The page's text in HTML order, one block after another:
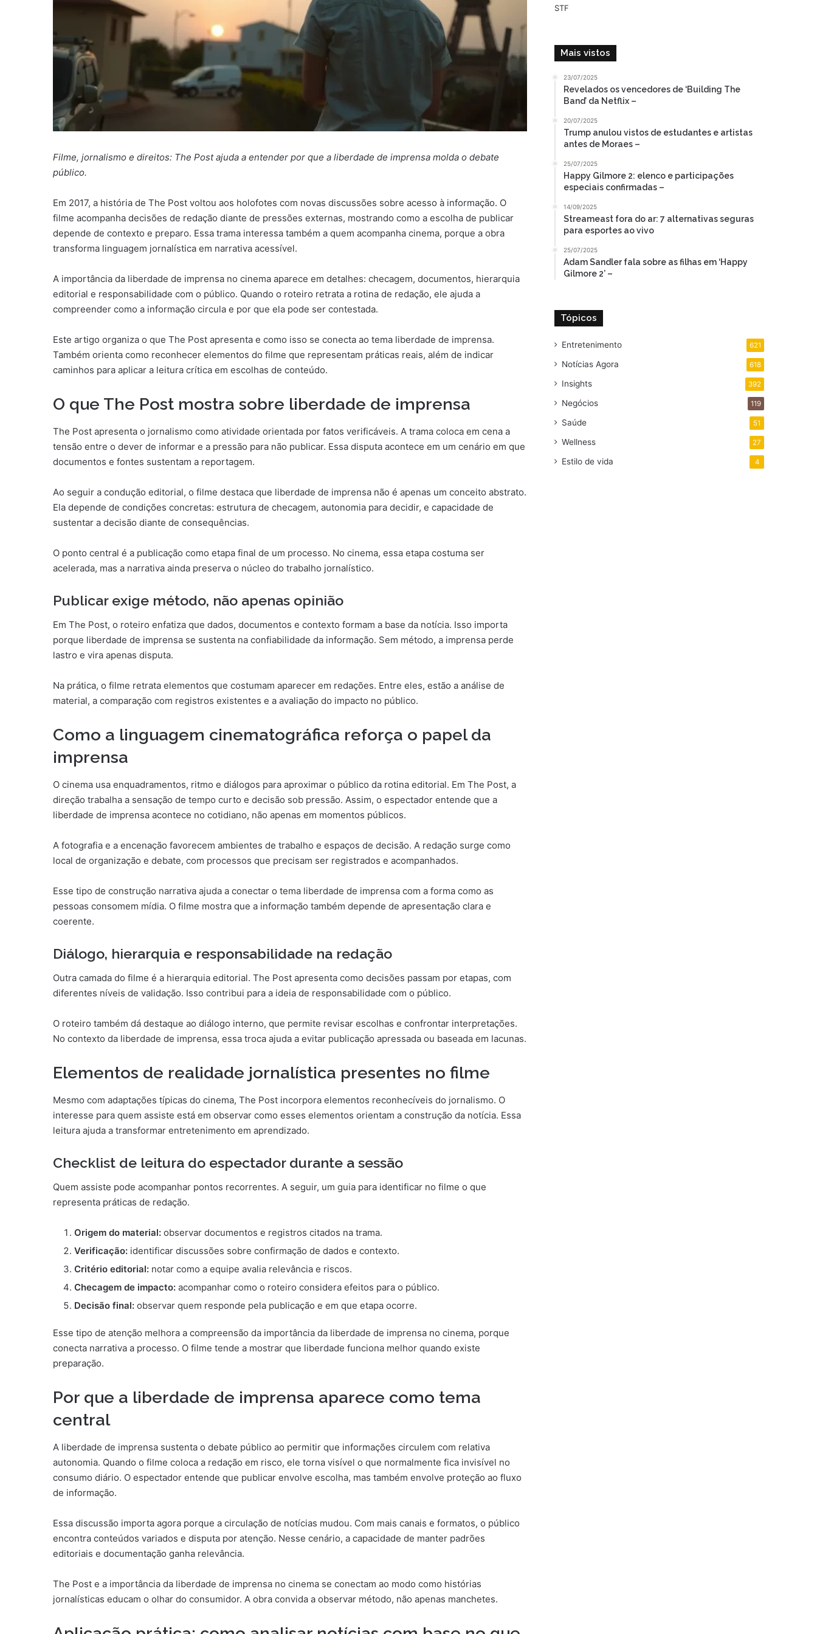
Filme, jornalismo e direitos: The Post ajuda a entender por que a liberdade de imprensa molda o debate
público.
Em 2017, a história de The Post voltou aos holofotes com novas discussões sobre acesso à informação. O
filme acompanha decisões de redação diante de pressões externas, mostrando como a escolha de publicar
depende de contexto e preparo. Essa trama interessa também a quem acompanha cinema, porque a obra
transforma linguagem jornalística em narrativa acessível.
A importância da liberdade de imprensa no cinema aparece em detalhes: checagem, documentos, hierarquia
editorial e responsabilidade com o público. Quando o roteiro retrata a rotina de redação, ele ajuda a
compreender como a informação circula e por que ela pode ser contestada.
Este artigo organiza o que The Post apresenta e como isso se conecta ao tema liberdade de imprensa.
Também orienta como reconhecer elementos do filme que representam práticas reais, além de indicar
caminhos para aplicar a leitura crítica em escolhas de conteúdo.
O que The Post mostra sobre liberdade de imprensa
The Post apresenta o jornalismo como atividade orientada por fatos verificáveis. A trama coloca em cena a
tensão entre o dever de informar e a pressão para não publicar. Essa disputa acontece em um cenário em que
documentos e fontes sustentam a reportagem.
Ao seguir a condução editorial, o filme destaca que liberdade de imprensa não é apenas um conceito abstrato.
Ela depende de condições concretas: estrutura de checagem, autonomia para decidir, e capacidade de
sustentar a decisão diante de consequências.
O ponto central é a publicação como etapa final de um processo. No cinema, essa etapa costuma ser
acelerada, mas a narrativa ainda preserva o núcleo do trabalho jornalístico.
Publicar exige método, não apenas opinião
Em The Post, o roteiro enfatiza que dados, documentos e contexto formam a base da notícia. Isso importa
porque liberdade de imprensa se sustenta na confiabilidade da informação. Sem método, a imprensa perde
lastro e vira apenas disputa.
Na prática, o filme retrata elementos que costumam aparecer em redações. Entre eles, estão a análise de
material, a comparação com registros existentes e a avaliação do impacto no público.
Como a linguagem cinematográfica reforça o papel da
imprensa
O cinema usa enquadramentos, ritmo e diálogos para aproximar o público da rotina editorial. Em The Post, a
direção trabalha a sensação de tempo curto e decisão sob pressão. Assim, o espectador entende que a
liberdade de imprensa acontece no cotidiano, não apenas em momentos públicos.
A fotografia e a encenação favorecem ambientes de trabalho e espaços de decisão. A redação surge como
local de organização e debate, com processos que precisam ser registrados e acompanhados.
Esse tipo de construção narrativa ajuda a conectar o tema liberdade de imprensa com a forma como as
pessoas consomem mídia. O filme mostra que a informação também depende de apresentação clara e
coerente.
Diálogo, hierarquia e responsabilidade na redação
Outra camada do filme é a hierarquia editorial. The Post apresenta como decisões passam por etapas, com
diferentes níveis de validação. Isso contribui para a ideia de responsabilidade com o público.
O roteiro também dá destaque ao diálogo interno, que permite revisar escolhas e confrontar interpretações.
No contexto da liberdade de imprensa, essa troca ajuda a evitar publicação apressada ou baseada em lacunas.
Elementos de realidade jornalística presentes no filme
Mesmo com adaptações típicas do cinema, The Post incorpora elementos reconhecíveis do jornalismo. O
interesse para quem assiste está em observar como esses elementos orientam a construção da notícia. Essa
leitura ajuda a transformar entretenimento em aprendizado.
Checklist de leitura do espectador durante a sessão
Quem assiste pode acompanhar pontos recorrentes. A seguir, um guia para identificar no filme o que
representa práticas de redação.
Origem do material: observar documentos e registros citados na trama.
Verificação: identificar discussões sobre confirmação de dados e contexto.
Critério editorial: notar como a equipe avalia relevância e riscos.
Checagem de impacto: acompanhar como o roteiro considera efeitos para o público.
Decisão final: observar quem responde pela publicação e em que etapa ocorre.
Esse tipo de atenção melhora a compreensão da importância da liberdade de imprensa no cinema, porque
conecta narrativa a processo. O filme tende a mostrar que liberdade funciona melhor quando existe
preparação.
Por que a liberdade de imprensa aparece como tema
central
A liberdade de imprensa sustenta o debate público ao permitir que informações circulem com relativa
autonomia. Quando o filme coloca a redação em risco, ele torna visível o que normalmente fica invisível no
consumo diário. O espectador entende que publicar envolve escolha, mas também envolve proteção ao fluxo
de informação.
Essa discussão importa agora porque a circulação de notícias mudou. Com mais canais e formatos, o público
encontra conteúdos variados e disputa por atenção. Nesse cenário, a capacidade de manter padrões
editoriais e documentação ganha relevância.
The Post e a importância da liberdade de imprensa no cinema se conectam ao modo como histórias
jornalísticas educam o olhar do consumidor. A obra convida a observar método, não apenas manchetes.
Mais vistos
23/07/2025
Revelados os vencedores de ‘Building The
Band’ da Netflix –
20/07/2025
Trump anulou vistos de estudantes e artistas
antes de Moraes –
25/07/2025
Happy Gilmore 2: elenco e participações
especiais confirmadas –
14/09/2025
Streameast fora do ar: 7 alternativas seguras
para esportes ao vivo
25/07/2025
Adam Sandler fala sobre as filhas em ‘Happy
Gilmore 2’ –
Tópicos
Entretenimento 621
Notícias Agora 618
Insights 392
Negócios 119
Saúde 51
Wellness 27
Estilo de vida 4